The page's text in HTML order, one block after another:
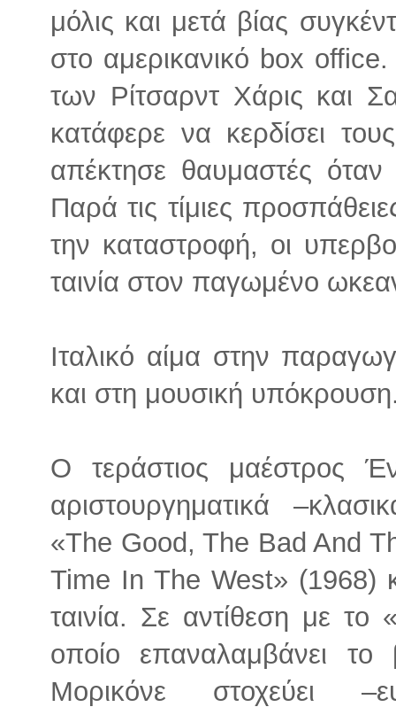
μόλις και μετά βίας
στο αμερικανικό box office.
των Ρίτσαρντ Χάρις και
κατάφερε να κερδίσει
απέκτησε θαυμαστές
Παρά τις τίμιες
την καταστροφή, οι
ταινία στον παγωμένο
Ιταλικό αίμα στην
και στη μουσική
Ο τεράστιος μαέστρος
αριστουργηματικά
«The Good, The Bad And
Time In The West» (1968)
ταινία. Σε αντίθεση με το
οποίο επαναλαμβάνει
Μορικόνε στοχεύει